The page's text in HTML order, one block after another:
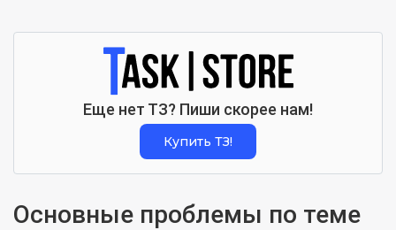
Еще нет ТЗ? Пиши скорее нам!
Купить ТЗ!
Основные проблемы по теме